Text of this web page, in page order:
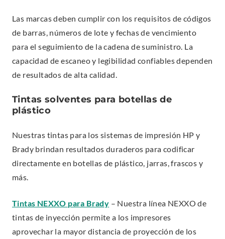
Las marcas deben cumplir con los requisitos de códigos
de barras, números de lote y fechas de vencimiento
para el seguimiento de la cadena de suministro. La
capacidad de escaneo y legibilidad confiables dependen
de resultados de alta calidad.
Tintas solventes para botellas de
plástico
Nuestras tintas para los sistemas de impresión HP y
Brady brindan resultados duraderos para codificar
directamente en botellas de plástico, jarras, frascos y
más.
Tintas NEXXO para Brady.
E
x
– Nuestra línea NEXXO de
tintas de inyección permite a los impresores
aprovechar la mayor distancia de proyección de los